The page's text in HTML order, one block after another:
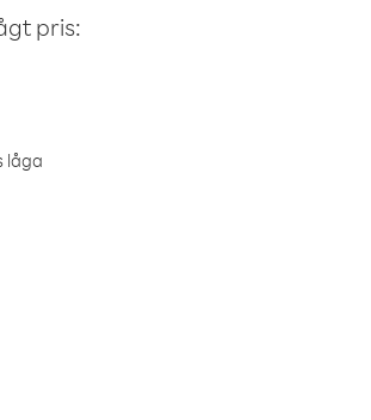
pris:
låga